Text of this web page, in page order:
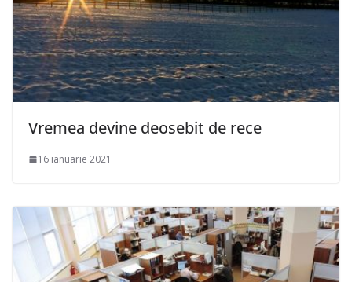
Vremea devine deosebit de rece
16 ianuarie 2021